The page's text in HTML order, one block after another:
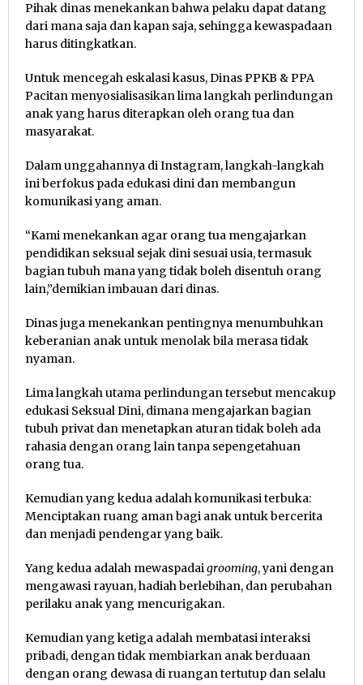
Pihak dinas menekankan bahwa pelaku dapat datang
dari mana saja dan kapan saja, sehingga kewaspadaan
harus ditingkatkan.
Untuk mencegah eskalasi kasus, Dinas PPKB & PPA
Pacitan menyosialisasikan lima langkah perlindungan
anak yang harus diterapkan oleh orang tua dan
masyarakat.
Dalam unggahannya di Instagram, langkah-langkah
ini berfokus pada edukasi dini dan membangun
komunikasi yang aman.
“Kami menekankan agar orang tua mengajarkan
pendidikan seksual sejak dini sesuai usia, termasuk
bagian tubuh mana yang tidak boleh disentuh orang
lain,”demikian imbauan dari dinas.
Dinas juga menekankan pentingnya menumbuhkan
keberanian anak untuk menolak bila merasa tidak
nyaman.
Lima langkah utama perlindungan tersebut mencakup
edukasi Seksual Dini, dimana mengajarkan bagian
tubuh privat dan menetapkan aturan tidak boleh ada
rahasia dengan orang lain tanpa sepengetahuan
orang tua.
Kemudian yang kedua adalah komunikasi terbuka:
Menciptakan ruang aman bagi anak untuk bercerita
dan menjadi pendengar yang baik.
Yang kedua adalah mewaspadaigrooming, yani dengan
mengawasi rayuan, hadiah berlebihan, dan perubahan
perilaku anak yang mencurigakan.
Kemudian yang ketiga adalah membatasi interaksi
pribadi, dengan tidak membiarkan anak berduaan
dengan orang dewasa di ruangan tertutup dan selalu